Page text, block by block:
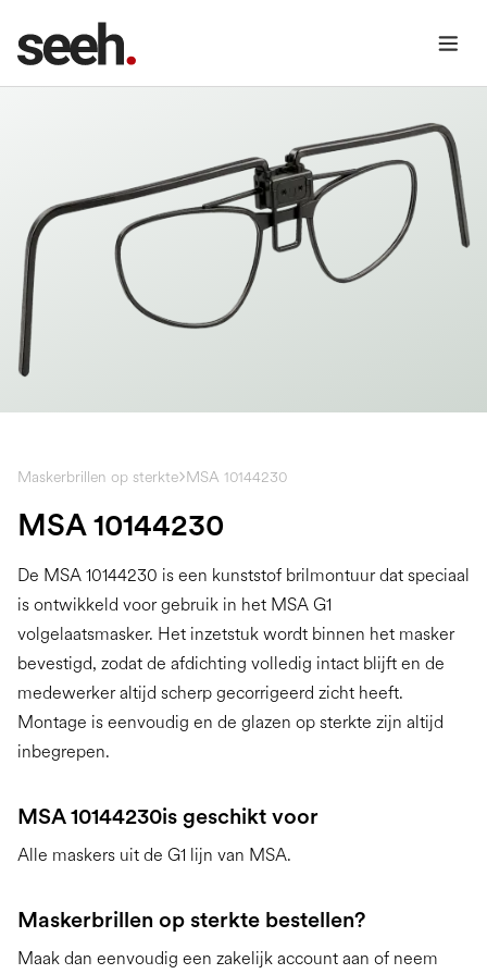
Maskerbrillen op sterkte MSA 10144230
MSA 10144230
De MSA 10144230 is een kunststof brilmontuur dat speciaal
is ontwikkeld voor gebruik in het MSA G1
volgelaatsmasker. Het inzetstuk wordt binnen het masker
bevestigd, zodat de afdichting volledig intact blijft en de
medewerker altijd scherp gecorrigeerd zicht heeft.
Montage is eenvoudig en de glazen op sterkte zijn altijd
inbegrepen.
MSA 10144230is geschikt voor
Alle maskers uit de G1 lijn van MSA.
Maskerbrillen op sterkte bestellen?
Maak dan eenvoudig een zakelijk account aan of neem